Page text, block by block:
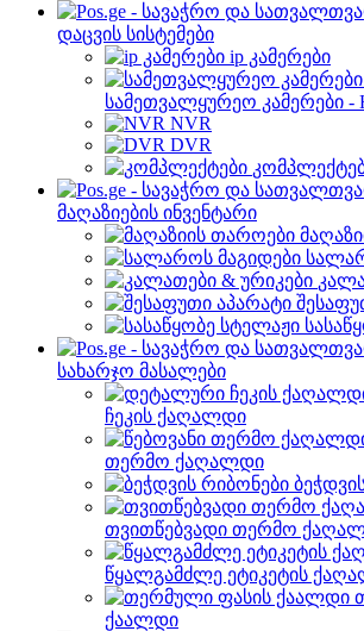
დაცვის სისტემები
ip კამერები
სამეთვალყურეო კამერები -
NVR
DVR
მაღაზიების ინვენტარი
სახარჯო მასალები
ჩეკის ქაღალდი
თერმო ქაღალდი
თვითწებვადი თერმო
წყალგამძლე ეტიკეტის
ქაალდი